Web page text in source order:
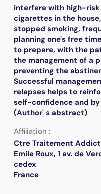
interfere with high-
cigarettes in the
stopped smoking,
planning one's free
to prepare, with the
the management of a
preventing the
Successful
relapses helps to
self-confidence and
(Author' s abstract)
Affiliation :
Ctre Traitement
Emile Roux, 1 av. de
cedex
France